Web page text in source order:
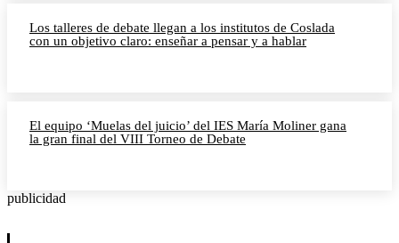
Los talleres de debate llegan a los institutos de Coslada
con un objetivo claro: enseñar a pensar y a hablar
El equipo ‘Muelas del juicio’ del IES María Moliner gana
la gran final del VIII Torneo de Debate
publicidad